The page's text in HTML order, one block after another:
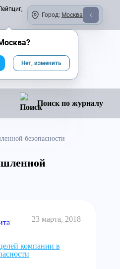
Город: Москва
Поиск по журналу
безопасности
23 марта, 2018
компании в
?
Нет, изменить